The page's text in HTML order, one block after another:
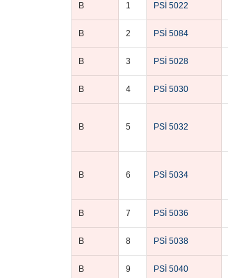
B 1 PSİ 5022
B 2 PSİ 5084
B 3 PSİ 5028
B 4 PSİ 5030
B 5 PSİ 5032
B 6 PSİ 5034
B 7 PSİ 5036
B 8 PSİ 5038
B 9 PSİ 5040